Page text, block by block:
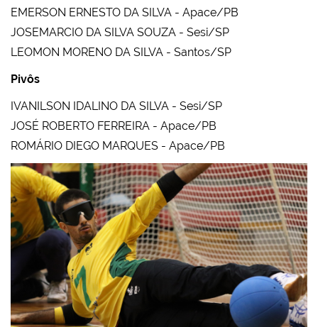
EMERSON ERNESTO DA SILVA - Apace/PB
JOSEMARCIO DA SILVA SOUZA - Sesi/SP
LEOMON MORENO DA SILVA - Santos/SP
Pivôs
IVANILSON IDALINO DA SILVA - Sesi/SP
JOSÉ ROBERTO FERREIRA - Apace/PB
ROMÁRIO DIEGO MARQUES - Apace/PB